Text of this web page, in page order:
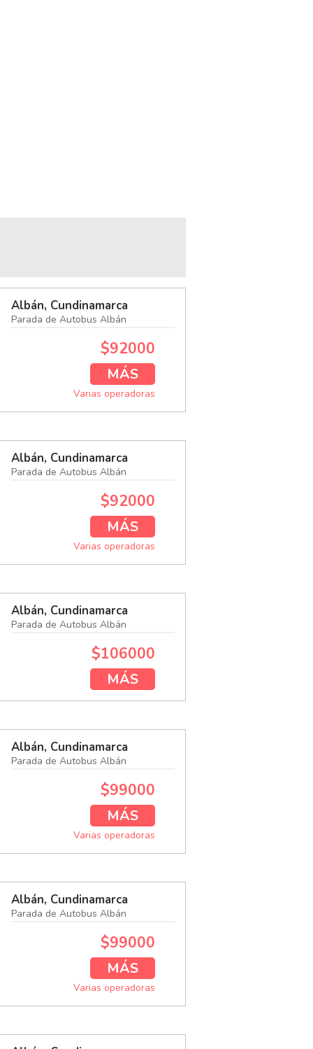
Albán, Cundinamarca
Parada de Autobus Albán
$92000
MÁS
Varias operadoras
Albán, Cundinamarca
Parada de Autobus Albán
$92000
MÁS
Varias operadoras
Albán, Cundinamarca
Parada de Autobus Albán
$106000
MÁS
Albán, Cundinamarca
Parada de Autobus Albán
$99000
MÁS
Varias operadoras
Albán, Cundinamarca
Parada de Autobus Albán
$99000
MÁS
Varias operadoras